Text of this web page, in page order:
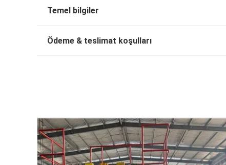
Temel bilgiler
Ödeme & teslimat koşulları